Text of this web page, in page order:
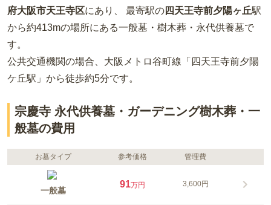
府大阪市天王寺区にあり、 最寄駅の四天王寺前夕陽ヶ丘駅
から約413mの場所にある一般墓・樹木葬・永代供養墓で
す。
公共交通機関の場合、大阪メトロ谷町線「四天王寺前夕陽
ケ丘駅」から徒歩約5分です。
宗慶寺 永代供養墓・ガーデニング樹木葬・一
般墓の費用
お墓タイプ 参考価格 管理費
一般墓
91万円 3,600円